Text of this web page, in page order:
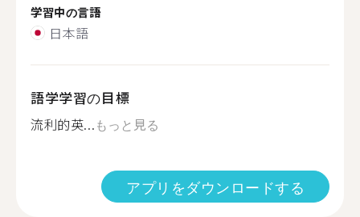
学習中の言語
日本語
語学学習の目標
流利的英...もっと見る
アプリをダウンロードする